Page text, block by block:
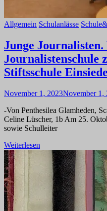
Allgemein Schulanlässe
Junge
Journalistenschule
Stiftsschule
November 1, 2023November 1,
-Von Penthesilea Glamheden,
Celine Lüscher, 1b Am 25.
sowie Schulleiter
Weiterlesen